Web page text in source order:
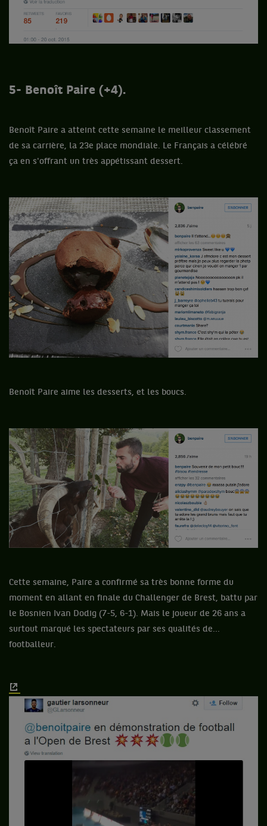
5- Benoît Paire (+4).
Benoît Paire a atteint cette semaine le meilleur classement
de sa carrière, la 23e place mondiale. Le Français a célébré
ça en s'offrant un très appétissant dessert.
Benoît Paire aime les desserts, et les boucs.
Cette semaine, Paire a confirmé sa très bonne forme du
moment en allant en finale du Challenger de Brest, battu par
le Bosnien Ivan Dodig (7-5, 6-1). Mais le joueur de 26 ans a
surtout marqué les spectateurs par ses qualités de...
footballeur.